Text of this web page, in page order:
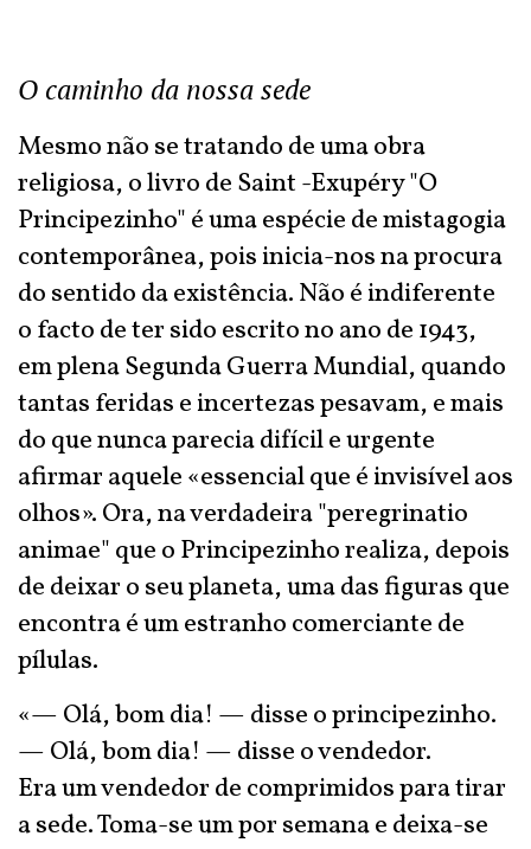
O caminho da nossa sede
Mesmo não se tratando de uma obra
religiosa, o livro de Saint -Exupéry "O
Principezinho" é uma espécie de mistagogia
contemporânea, pois inicia-nos na procura
do sentido da existência. Não é indiferente
o facto de ter sido escrito no ano de 1943,
em plena Segunda Guerra Mundial, quando
tantas feridas e incertezas pesavam, e mais
do que nunca parecia difícil e urgente
afirmar aquele «essencial que é invisível aos
olhos». Ora, na verdadeira "peregrinatio
animae" que o Principezinho realiza, depois
de deixar o seu planeta, uma das figuras que
encontra é um estranho comerciante de
pílulas.
«— Olá, bom dia! — disse o principezinho.
— Olá, bom dia! — disse o vendedor.
Era um vendedor de comprimidos para tirar
a sede. Toma-se um por semana e deixa-se